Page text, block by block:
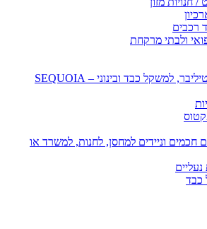
רכבים
ולבתי מרקחת
מערכת מדפים קנטיליבר, למשקל כבד ובינוני – SEQUOIA
חכמים וניידים למחסן, לחנות, למשרד או
כבד